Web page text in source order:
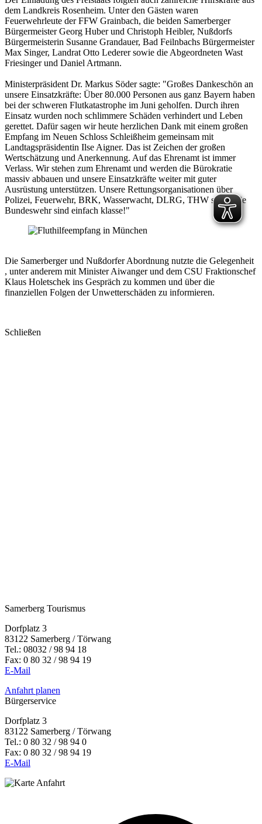
dem Landkreis Rosenheim. Unter den Gästen waren
Feuerwehrleute der FFW Grainbach, die beiden Samerberger
Bürgermeister Georg Huber und Christoph Heibler, Nußdorfs
Bürgermeisterin Susanne Grandauer, Bad Feilnbachs Bürgermeister
Max Singer, Landrat Otto Lederer sowie die Abgeordneten Wast
Friesinger und Daniel Artmann.
Ministerpräsident Dr. Markus Söder sagte: "Großes Dankeschön an
unsere Einsatzkräfte: Über 80.000 Personen aus ganz Bayern haben
bei der schweren Flutkatastrophe im Juni geholfen. Durch ihren
Einsatz wurden noch schlimmere Schäden verhindert und Leben
gerettet. Dafür sagen wir heute herzlichen Dank mit einem großen
Empfang im Neuen Schloss Schleißheim gemeinsam mit
Landtagspräsidentin Ilse Aigner. Das ist Zeichen der großen
Wertschätzung und Anerkennung. Auf das Ehrenamt ist immer
Verlass. Wir stehen zum Ehrenamt und werden die Bürokratie
massiv abbauen und unsere Einsatzkräfte weiter mit guter
Ausrüstung unterstützen. Unsere Rettungsorganisationen über
Polizei, Feuerwehr, BRK, Wasserwacht, DLRG, THW sowie die
Bundeswehr sind einfach klasse!"
Die Samerberger und Nußdorfer Abordnung nutzte die Gelegenheit
, unter anderem mit Minister Aiwanger und dem CSU Fraktionschef
Klaus Holetschek ins Gespräch zu kommen und über die
finanziellen Folgen der Unwetterschäden zu informieren.
Schließen
Samerberg Tourismus
Dorfplatz 3
83122 Samerberg / Törwang
Tel.: 08032 / 98 94 18
Fax: 0 80 32 / 98 94 19
E-Mail
Anfahrt planen
Bürgerservice
Dorfplatz 3
83122 Samerberg / Törwang
Tel.: 0 80 32 / 98 94 0
Fax: 0 80 32 / 98 94 19
E-Mail